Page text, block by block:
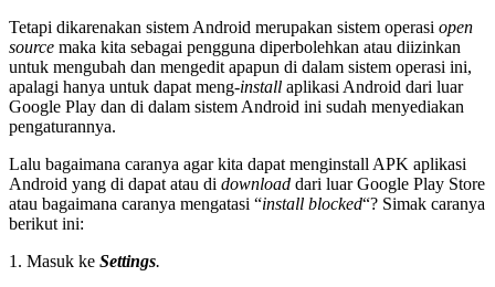
Tetapi dikarenakan sistem Android merupakan sistem operasi open
source maka kita sebagai pengguna diperbolehkan atau diizinkan
untuk mengubah dan mengedit apapun di dalam sistem operasi ini,
apalagi hanya untuk dapat meng-install aplikasi Android dari luar
Google Play dan di dalam sistem Android ini sudah menyediakan
pengaturannya.
Lalu bagaimana caranya agar kita dapat menginstall APK aplikasi
Android yang di dapat atau di download dari luar Google Play Store
atau bagaimana caranya mengatasi “install blocked“? Simak caranya
berikut ini:
1. Masuk ke Settings.